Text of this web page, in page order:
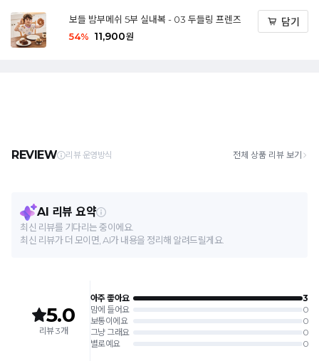
보들 밤부메쉬 5부 실내복 - 03 두들링 프렌즈
54% 11,900원
담기